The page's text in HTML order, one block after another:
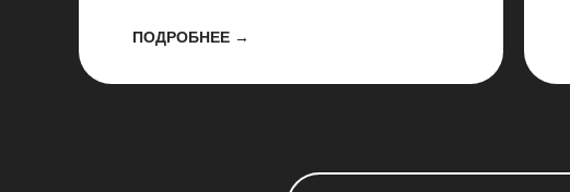
ПОДРОБНЕЕ →